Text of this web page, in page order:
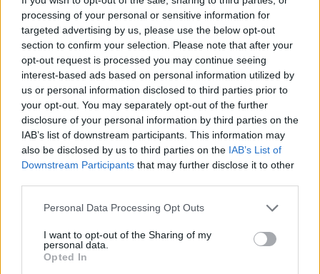
processing of your personal or sensitive information for
targeted advertising by us, please use the below opt-out
section to confirm your selection. Please note that after your
opt-out request is processed you may continue seeing
interest-based ads based on personal information utilized by
us or personal information disclosed to third parties prior to
your opt-out. You may separately opt-out of the further
disclosure of your personal information by third parties on the
IAB’s list of downstream participants. This information may
also be disclosed by us to third parties on the IAB’s List of
Downstream Participants that may further disclose it to other
Personal Data Processing Opt Outs
I want to opt-out of the Sharing of my
personal data.
Opted In
reutilizar).
Para realizar esta atividade o município contou com a
colaboração de 23 estabelecimentos de educação e
ensino e de 21 comerciantes, que cederam as suas
montras para exposição dos trabalhos realizados por
crianças do ensino Pré-escolar (JI) e alunos do ensino
básico (EB1) e secundário. Foram também decoradas
10 rotundas do concelho com trabalhos realizados por
igual número de estabelecimentos.
O vice-presidente e vereador do pelouro da
Educação e Ensino, Alexandre Favaios, salientou a
importância desta iniciativa, cujo objetivo pretende,
não só, valorizar o intercâmbio entre as escolas e os